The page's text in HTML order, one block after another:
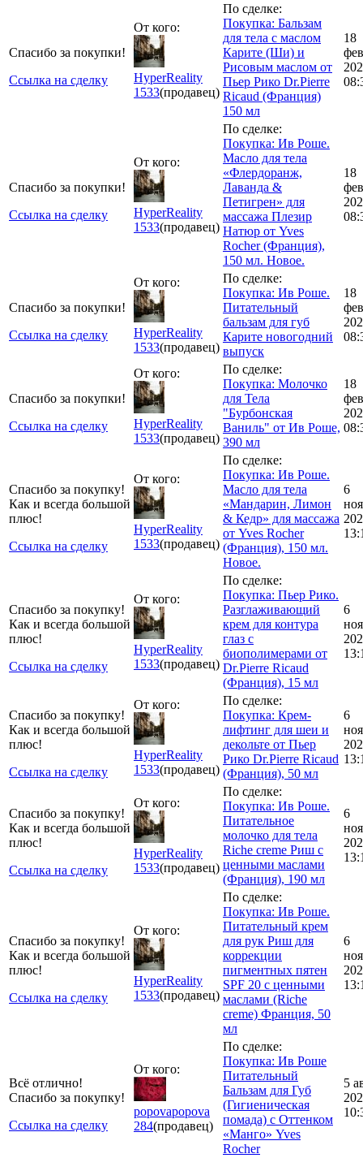
Спасибо за покупки!
Ссылка на сделку
От кого:
HyperReality
1533(продавец)
По сделке:
Покупка: Бальзам
для тела с маслом
Карите (Ши) и
Рисовым маслом от
Пьер Рико Dr.Pierre
Ricaud (Франция)
150 мл
18
фев
Спасибо за покупки!
Ссылка на сделку
От кого:
HyperReality
1533(продавец)
По сделке:
Покупка: Ив Роше.
Масло для тела
«Флердоранж,
Лаванда &
Петигрен» для
массажа Плезир
Натюр от Yves
Rocher (Франция),
150 мл. Новое.
18
фев
Спасибо за покупки!
Ссылка на сделку
От кого:
HyperReality
1533(продавец)
По сделке:
Покупка: Ив Роше.
Питательный
бальзам для губ
Карите новогодний
выпуск
18
фев
Спасибо за покупки!
Ссылка на сделку
От кого:
HyperReality
1533(продавец)
По сделке:
Покупка: Молочко
для Тела
"Бурбонская
Ваниль" от Ив Роше,
390 мл
18
фев
Спасибо за покупку!
Как и всегда большой
плюс!
Ссылка на сделку
От кого:
HyperReality
1533(продавец)
По сделке:
Покупка: Ив Роше.
Масло для тела
«Мандарин, Лимон
& Кедр» для массажа
от Yves Rocher
(Франция), 150 мл.
Новое.
6
Спасибо за покупку!
Как и всегда большой
плюс!
Ссылка на сделку
От кого:
HyperReality
1533(продавец)
По сделке:
Покупка: Пьер Рико.
Разглаживающий
крем для контура
глаз с
биополимерами от
Dr.Pierre Ricaud
(Франция), 15 мл
6
Спасибо за покупку!
Как и всегда большой
плюс!
Ссылка на сделку
От кого:
HyperReality
1533(продавец)
По сделке:
Покупка: Крем-
лифтинг для шеи и
декольте от Пьер
Рико Dr.Pierre Ricaud
(Франция), 50 мл
6
Спасибо за покупку!
Как и всегда большой
плюс!
Ссылка на сделку
От кого:
HyperReality
1533(продавец)
По сделке:
Покупка: Ив Роше.
Питательное
молочко для тела
Riche creme Риш с
ценными маслами
(Франция), 190 мл
6
Спасибо за покупку!
Как и всегда большой
плюс!
Ссылка на сделку
От кого:
HyperReality
1533(продавец)
По сделке:
Покупка: Ив Роше.
Питательный крем
для рук Риш для
коррекции
пигментных пятен
SPF 20 с ценными
маслами (Riche
creme) Франция, 50
мл
6
Всё отлично!
Спасибо за покупку!
Ссылка на сделку
От кого:
popovapopova
284(продавец)
По сделке:
Покупка: Ив Роше
Питательный
Бальзам для Губ
(Гигиеническая
помада) с Оттенком
«Манго» Yves
Rocher
5